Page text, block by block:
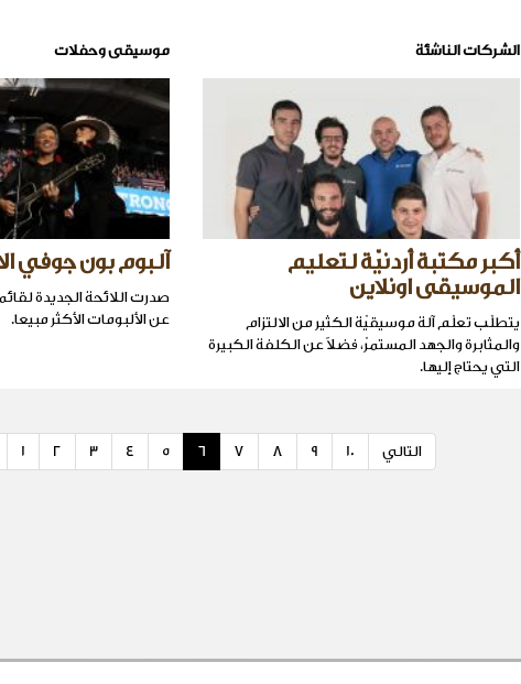
الشركات الناشئة
أكبر مكتبة أردنيّة لتعليم
الموسيقى اونلاين
يتطلّب تعلّم آلة موسيقيّة الكثير من الالتزام
والمثابرة والجهد المستمرّ، فضلاً عن الكلفة الكبيرة
التي يحتاج إليها.
موسيقى وحفلات
آلبوم بون جوفي
عن الألبومات الأكثر مبيعا.
1 2 3 4 5 6 7 8 9 10 التالي